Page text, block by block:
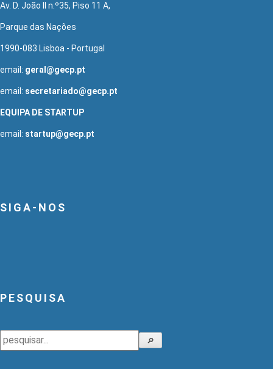
Av. D. João II n.º35, Piso 11 A,
Parque das Nações
1990-083 Lisboa - Portugal
email: geral@gecp.pt
email: secretariado@gecp.pt
EQUIPA DE STARTUP
email: startup@gecp.pt
SIGA-NOS
PESQUISA
Pesquisar 🔎